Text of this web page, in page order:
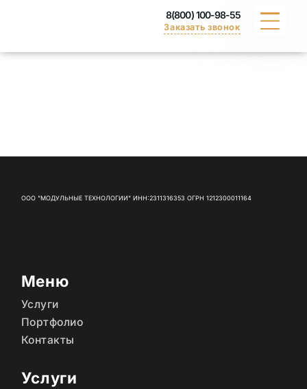
8(800) 100-98-55
Заказать звонок
ДОСТАВКА
ООО "МОДУЛЬНЫЕ ТЕХНОЛОГИИ" ИНН:2311316353 ОГРН 1212300011164
Меню
Услуги
Портфолио
Контакты
Услуги